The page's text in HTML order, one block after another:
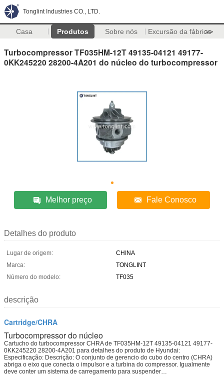
Tonglint Industries CO., LTD.
Casa Produtos Sobre nós Excursão da fábrica
>>
Turbocompressor TF035HM-12T 49135-04121 49177-
0KK245220 28200-4A201 do núcleo do turbocompressor
Melhor preço Fale Conosco
Detalhes do produto
Lugar de origem:
CHINA
Marca:
TONGLINT
Número do modelo:
TF035
descrição
Cartridge/CHRA
Turbocompressor do núcleo
Cartucho do turbocompressor CHRA de TF035HM-12T 49135-04121 49177-
0KK245220 28200-4A201 para detalhes do produto de Hyundai:
Especificação: Descrição: O conjunto de gerencio do cubo do centro (CHRA)
abriga o eixo que conecta o impulsor e a turbina do compressor. Igualmente
deve conter um sistema de carregamento para suspender…